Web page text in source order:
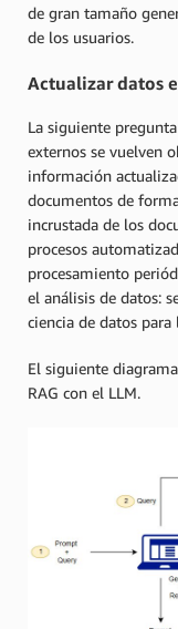
de gran tamaño
de los usuarios.
Actualizar datos
La siguiente
externos se vuelven
información
documentos de
incrustada de los
procesos
procesamiento
el análisis de datos:
ciencia de datos
El siguiente
RAG con el LLM.